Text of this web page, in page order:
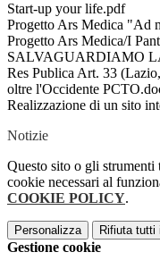
Start-up your life.pdf
Progetto Ars Medica "Ad
Progetto Ars Medica/I
SALVAGUARDIAMO
Res Publica Art. 33
oltre l'Occidente
Realizzazione di un sito
Notizie
Questo sito o gli
cookie necessari al
COOKIE POLICY.
Personalizza Rifiuta tutti
Gestione cookie